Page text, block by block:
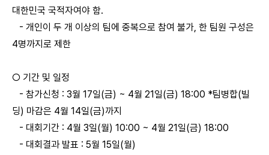
대한민국 국적자여야 함.
- 개인이 두 개 이상의 팀에 중복으로 참여 불가, 한 팀원 구성은
4명까지로 제한
○ 기간 및 일정
- 참가신청 : 3월 17일(금) ~ 4월 21일(금) 18:00 *팀병합(빌
딩) 마감은 4월 14일(금)까지
- 대회기간 : 4월 3일(월) 10:00 ~ 4월 21일(금) 18:00
- 대회결과 발표 : 5월 15일(월)